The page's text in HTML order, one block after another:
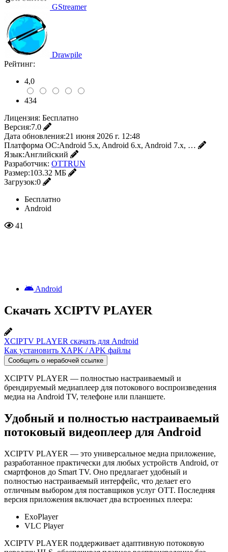
GStreamer
Drawpile
Рейтинг:
4,0
434
Лицензия: Бесплатно
Версия:7.0
Дата обновления:21 июня 2026 г. 12:48
Платформа ОС:Android 5.x, Android 6.x, Android 7.x, …
Язык:Английский
Разработчик: OTTRUN
Размер:103.32 МБ
Загрузок:0
Бесплатно
Android
41
Android
Скачать XCIPTV PLAYER
XCIPTV PLAYER скачать для Android
Как установить XAPK / APK файлы
Сообщить о нерабочей ссылке
XCIPTV PLAYER — полностью настраиваемый и
брендируемый медиаплеер для потокового воспроизведения
медиа на Android TV, телефоне или планшете.
Удобный и полностью настраиваемый
потоковый видеоплеер для Android
XCIPTV PLAYER — это универсальное медиа приложение,
разработанное практически для любых устройств Android, от
смартфонов до Smart TV. Оно предлагает удобный и
полностью настраиваемый интерфейс, что делает его
отличным выбором для поставщиков услуг OTT. Последняя
версия приложения включает два встроенных плеера:
ExoPlayer
VLC Player
XCIPTV PLAYER поддерживает адаптивную потоковую